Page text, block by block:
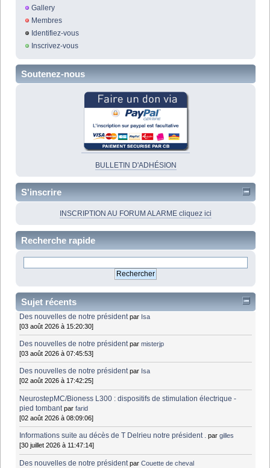
Gallery
Membres
Identifiez-vous
Inscrivez-vous
Soutenez-nous
BULLETIN D'ADHÉSION
S'inscrire
INSCRIPTION AU FORUM ALARME cliquez ici
Recherche rapide
Sujet récents
Des nouvelles de notre président par Isa
[03 août 2026 à 15:20:30]
Des nouvelles de notre président parmisterjp
[03 août 2026 à 07:45:53]
Des nouvelles de notre président par Isa
[02 août 2026 à 17:42:25]
NeurostepMC/Bioness L300 : dispositifs de stimulation électrique -
pied tombant parfarid
[02 août 2026 à 08:09:06]
Informations suite au décès de T Delrieu notre président . pargilles
[30 juillet 2026 à 11:47:14]
Des nouvelles de notre président parCouette de cheval